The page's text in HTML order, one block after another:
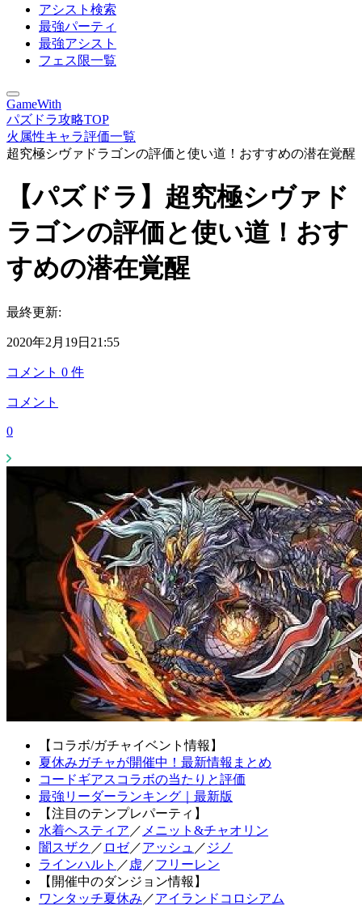
アシスト検索
最強パーティ
最強アシスト
フェス限一覧
GameWith
パズドラ攻略TOP
火属性キャラ評価一覧
超究極シヴァドラゴンの評価と使い道！おすすめの潜在覚醒
【パズドラ】超究極シヴァド
ラゴンの評価と使い道！おす
すめの潜在覚醒
最終更新:
2020年2月19日21:55
コメント 0 件
コメント
0
【コラボ/ガチャイベント情報】
夏休みガチャが開催中！最新情報まとめ
コードギアスコラボの当たりと評価
最強リーダーランキング｜最新版
【注目のテンプレパーティ】
水着ヘスティア ／ メニット&チャオリン
闇スザク ／ ロゼ／アッシュ ／ ジノ
ラインハルト ／ 虚 ／フリーレン
【開催中のダンジョン情報】
ワンタッチ夏休み ／アイランドコロシアム